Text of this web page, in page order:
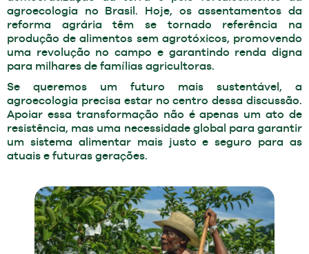
agroecologia no Brasil. Hoje, os assentamentos da
reforma agrária têm se tornado referência na
produção de alimentos sem agrotóxicos, promovendo
uma revolução no campo e garantindo renda digna
para milhares de famílias agricultoras.
Se queremos um futuro mais sustentável, a
agroecologia precisa estar no centro dessa discussão.
Apoiar essa transformação não é apenas um ato de
resistência, mas uma necessidade global para garantir
um sistema alimentar mais justo e seguro para as
atuais e futuras gerações.